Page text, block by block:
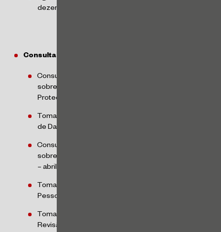
dezembro/2024
Consultas à Sociedade e Tomadas de Subsídios:
Consulta à Sociedade sobre o Estudo Preliminar
sobre Anonimização e Pseudonimização para
Proteção de Dados – janeiro/2024
Tomada de Subsídios sobre Direitos dos Titulares
de Dados Pessoais – fevereiro/2024
Consulta à Sociedade sobre o Estudo Preliminar
sobre Tratamento de Dados Pessoais de Alto Risco
– abril/2024
Tomada de Subsídios sobre Tratamento de Dados
Pessoais de Crianças e Adolescentes – junho/2024
Tomada de Subsídios sobre Inteligência Artificial e
Revisão de Decisões Automatizadas –